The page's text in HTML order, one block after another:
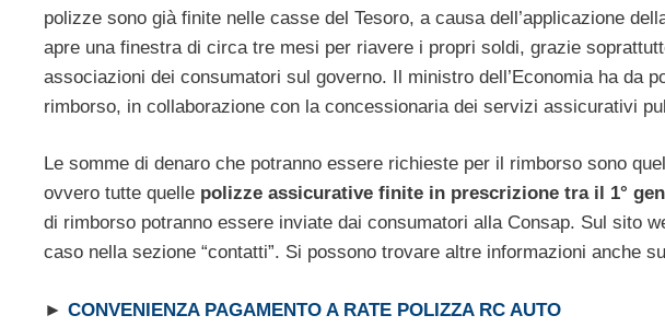
polizze sono già finite nelle casse del Tesoro, a causa dell’applicazione
apre una finestra di circa tre mesi per riavere i propri soldi, grazie
associazioni dei consumatori sul governo. Il ministro dell’Economia ha da
rimborso, in collaborazione con la concessionaria dei servizi assicurativi
Le somme di denaro che potranno essere richieste per il rimborso sono
ovvero tutte quelle polizze assicurative finite in prescrizione tra il 1°
di rimborso potranno essere inviate dai consumatori alla Consap. Sul sito
caso nella sezione “contatti”. Si possono trovare altre informazioni anche
► CONVENIENZA PAGAMENTO A RATE POLIZZA RC AUTO